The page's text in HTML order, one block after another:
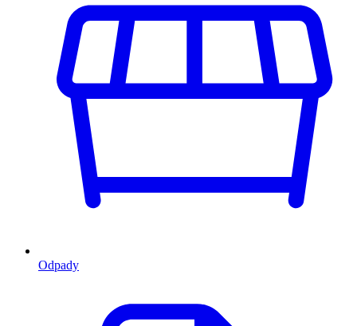
Odpady